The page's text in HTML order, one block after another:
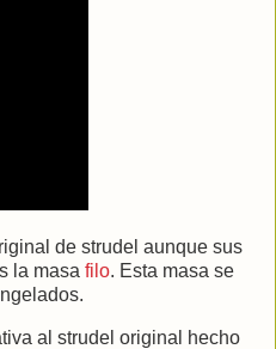
de strudel aunque sus
la masa filo. Esta masa se
al strudel original hecho